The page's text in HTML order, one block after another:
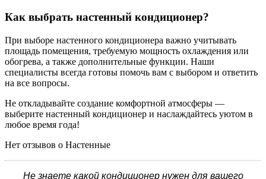
Как выбрать настенный кондиционер?
При выборе настенного кондиционера важно учитывать
площадь помещения, требуемую мощность охлаждения или
обогрева, а также дополнительные функции. Наши
специалисты всегда готовы помочь вам с выбором и ответить
на все вопросы.
Не откладывайте создание комфортной атмосферы —
выберите настенный кондиционер и наслаждайтесь уютом в
любое время года!
Нет отзывов о Настенные
Не знаете какой кондиционер нужен для вашего